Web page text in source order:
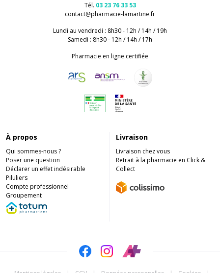
Tél. 03 23 76 33 53
contact@pharmacie-lamartine.fr
Lundi au vendredi : 8h30 - 12h / 14h / 19h
Samedi : 8h30 - 12h / 14h / 17h
Pharmacie en ligne certifiée
À propos
Qui sommes-nous ?
Poser une question
Déclarer un effet indésirable
Piluliers
Compte professionnel
Groupement
Livraison
Livraison chez vous
Retrait à la pharmacie en Click &
Collect